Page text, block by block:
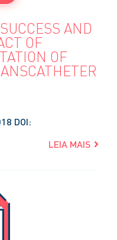
AND
OF
OF
DOI:
LEIA MAIS